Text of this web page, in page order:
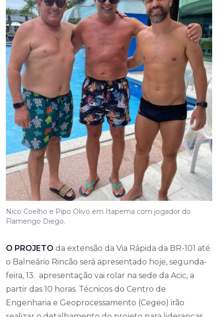
Nico Coelho e Pipo Olivo em Itapema com jogador do
Flamengo Diego.
O PROJETOda extensão da Via Rápida da BR-101 até
feira, 13. apresentação vai rolar na sede da Acic, a
partir das 10 horas. Técnicos do Centro de
Engenharia e Geoprocessamento (Cegeo) irão
realizar o detalhamento do projeto para lideranças
da região Sul Catarinense.